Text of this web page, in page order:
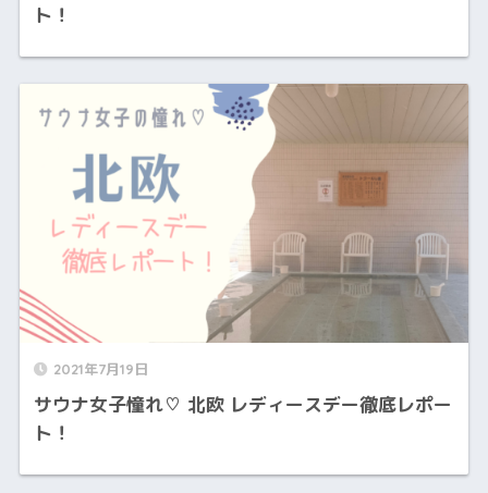
ト！
2021年7月19日
サウナ女子憧れ♡ 北欧 レディースデー徹底レポー
ト！